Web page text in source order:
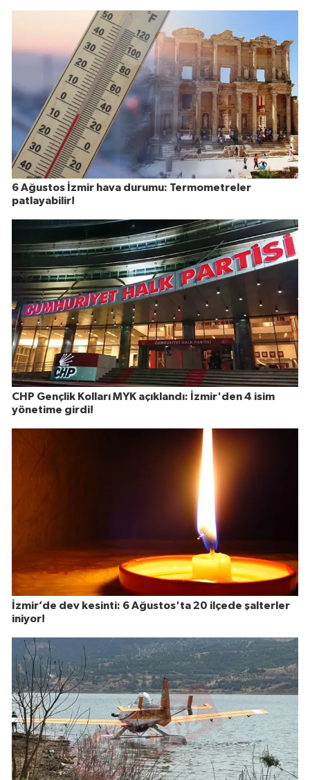
6 Ağustos İzmir hava durumu: Termometreler
patlayabilir!
CHP Gençlik Kolları MYK açıklandı: İzmir'den 4 isim
yönetime girdi!
İzmir’de dev kesinti: 6 Ağustos'ta 20 ilçede şalterler
iniyor!